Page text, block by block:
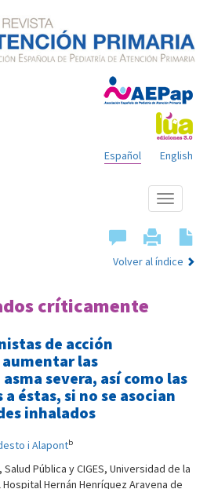
English
Español
Mostrar
menú
Volver al índice
críticamente
de acción
las
severa, así como las
éstas, si no se asocian
inhalados
i Alapontb
Pública y CIGES, Universidad de la
Hernán Henríquez Aravena de